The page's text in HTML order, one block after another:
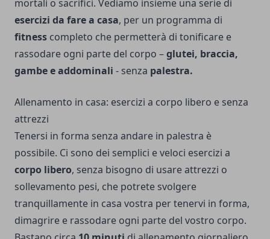
mortali o sacrifici. Vediamo insieme una serie di
esercizi da fare a casa, per un programma di
fitness completo che permetterà di tonificare e
rassodare ogni parte del corpo –glutei, braccia,
gambe e addominali - senza palestra.
Allenamento in casa: esercizi a corpo libero e senza
attrezzi
Tenersi in forma senza andare in palestra è
possibile. Ci sono dei semplici e veloci esercizi a
corpo libero, senza bisogno di usare attrezzi o
sollevamento pesi, che potrete svolgere
tranquillamente in casa vostra per tenervi in forma,
dimagrire e rassodare ogni parte del vostro corpo.